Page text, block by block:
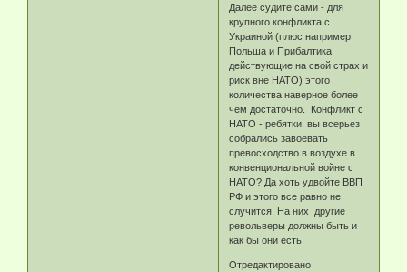
Далее судите сами - для
крупного конфликта с
Украиной (плюс например
Польша и Прибалтика
действующие на свой страх и
риск вне НАТО) этого
количества наверное более
чем достаточно. Конфликт с
НАТО - ребятки, вы всерьез
собрались завоевать
превосходство в воздухе в
конвенциональной войне с
НАТО? Да хоть удвойте ВВП
РФ и этого все равно не
случится. На них другие
револьверы должны быть и
как бы они есть.
Отредактировано